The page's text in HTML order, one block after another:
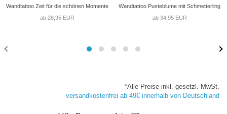
Wandtattoo Zeit für die schönen Momente
ab 28,95 EUR
Wandtattoo Pusteblume mit Schmetterling
ab 34,95 EUR
*Alle Preise inkl. gesetzl. MwSt.
versandkostenfrei ab 49€ innerhalb von Deutschland